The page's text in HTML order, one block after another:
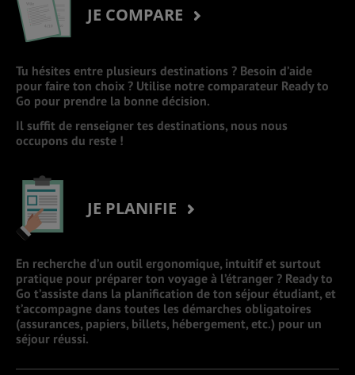
JE COMPARE
Tu hésites entre plusieurs destinations ? Besoin d’aide
pour faire ton choix ? Utilise notre comparateur Ready to
Go pour prendre la bonne décision.
Il suffit de renseigner tes destinations, nous nous
occupons du reste !
JE PLANIFIE
En recherche d’un outil ergonomique, intuitif et surtout
pratique pour préparer ton voyage à l’étranger ? Ready to
Go t’assiste dans la planification de ton séjour étudiant, et
t’accompagne dans toutes les démarches obligatoires
(assurances, papiers, billets, hébergement, etc.) pour un
séjour réussi.